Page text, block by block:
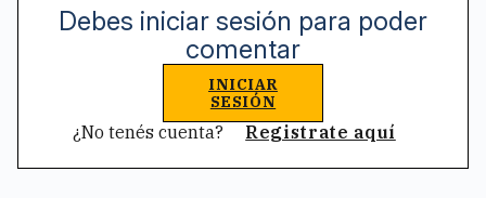
Debes iniciar sesión para poder
comentar
INICIAR
SESIÓN
¿No tenés cuenta? Registrate aquí